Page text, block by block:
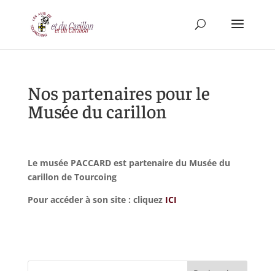
Nos partenaires pour le
Musée du carillon
Le musée PACCARD est partenaire du Musée du
carillon de Tourcoing
Pour accéder à son site : cliquez ICI